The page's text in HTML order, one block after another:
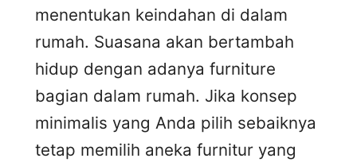
menentukan keindahan di dalam
rumah. Suasana akan bertambah
hidup dengan adanya furniture
bagian dalam rumah. Jika konsep
minimalis yang Anda pilih sebaiknya
tetap memilih aneka furnitur yang